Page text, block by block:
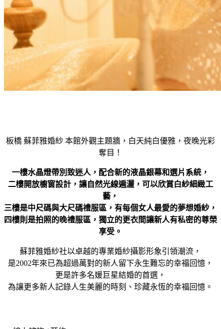
板橋 蘇菲雅婚紗 本館外觀主題牆，白天純白優雅，夜晚光彩
奪目！
一樓水晶燈帶別致迷人，配合新的液晶銀幕和選片系統，
二樓開放櫥窗設計，讓自然光線遍灑，可以欣賞白紗細緻工
藝，
三樓是中尺碼與大尺碼禮服區，有每個女人最愛的夢想婚紗，
四樓則是拍照的晚禮服區，獨立的更衣間讓新人有私密的尊榮
享受。
蘇菲雅婚紗社以卓越的專業婚紗攝影形象引領潮流，
是2002年來已為超過萬對的新人留下永生難忘的幸福回憶，
更是許多名媛巨星結婚的首選，
為讓更多新人記錄人生美麗的時刻、珍藏永恆的幸福回憶。